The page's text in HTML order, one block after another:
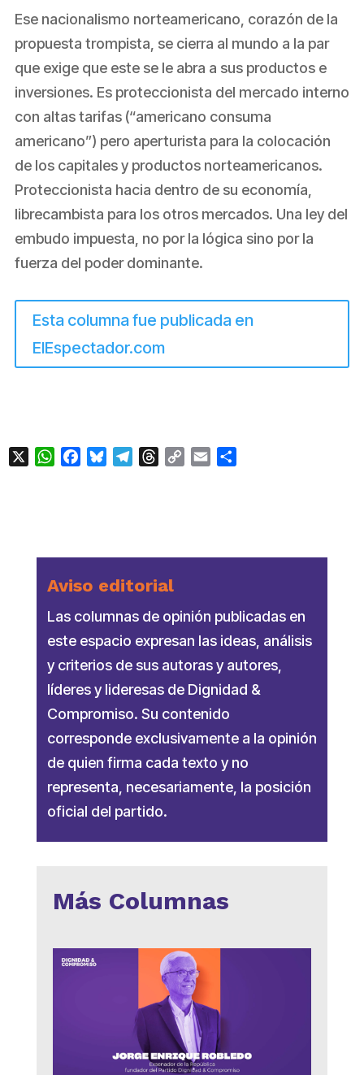
Ese nacionalismo norteamericano, corazón de la
propuesta trompista, se cierra al mundo a la par
que exige que este se le abra a sus productos e
inversiones. Es proteccionista del mercado interno
con altas tarifas (“americano consuma
americano”) pero aperturista para la colocación
de los capitales y productos norteamericanos.
Proteccionista hacia dentro de su economía,
librecambista para los otros mercados. Una ley del
embudo impuesta, no por la lógica sino por la
fuerza del poder dominante.
Esta columna fue publicada en
ElEspectador.com
WhatsApp
FacebookBlueskyTelegramThreads
Copy Email
Aviso editorial
Las columnas de opinión publicadas en
este espacio expresan las ideas, análisis
y criterios de sus autoras y autores,
líderes y lideresas de Dignidad &
Compromiso. Su contenido
corresponde exclusivamente a la opinión
de quien firma cada texto y no
representa, necesariamente, la posición
oficial del partido.
Más Columnas